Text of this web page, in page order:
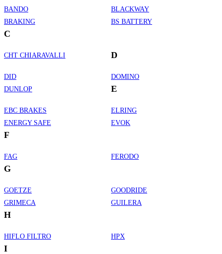
BANDO
BLACKWAY
BRAKING
BS BATTERY
C
CHT CHIARAVALLI D
DID
DOMINO
DUNLOP
E
EBC BRAKES
ELRING
ENERGY SAFE
EVOK
F
FAG FERODO
G
GOETZE
GOODRIDE
GRIMECA
GUILERA
H
HIFLO FILTRO HPX
I